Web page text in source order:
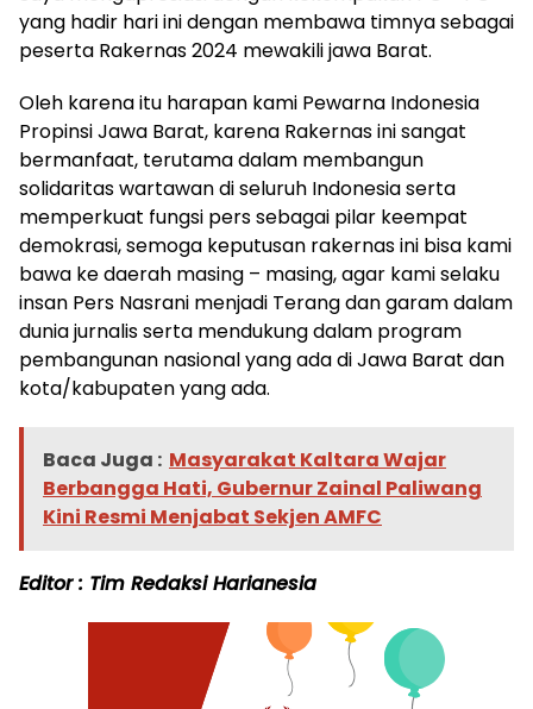
yang hadir hari ini dengan membawa timnya sebagai
peserta Rakernas 2024 mewakili jawa Barat.
Oleh karena itu harapan kami Pewarna Indonesia
Propinsi Jawa Barat, karena Rakernas ini sangat
bermanfaat, terutama dalam membangun
solidaritas wartawan di seluruh Indonesia serta
memperkuat fungsi pers sebagai pilar keempat
demokrasi, semoga keputusan rakernas ini bisa kami
bawa ke daerah masing – masing, agar kami selaku
insan Pers Nasrani menjadi Terang dan garam dalam
dunia jurnalis serta mendukung dalam program
pembangunan nasional yang ada di Jawa Barat dan
kota/kabupaten yang ada.
Baca Juga : Masyarakat Kaltara Wajar
Berbangga Hati, Gubernur Zainal Paliwang
Kini Resmi Menjabat Sekjen AMFC
Editor : Tim Redaksi Harianesia